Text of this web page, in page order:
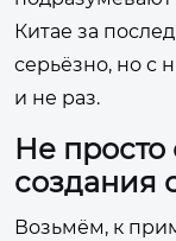
Китае за
серьёзно, но с
и не раз.
Не просто
создания
Возьмём, к